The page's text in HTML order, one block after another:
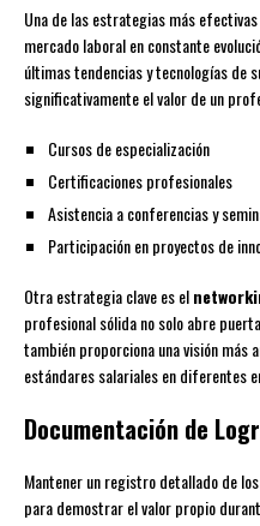
Una de las estrategias más
mercado laboral en constante
últimas tendencias y tecnologías de
significativamente el valor de un
Cursos de especialización
Certificaciones profesionales
Asistencia a conferencias y
Participación en proyectos de
Otra estrategia clave es el
profesional sólida no solo abre
también proporciona una visión más
estándares salariales en diferentes
Documentación de
Mantener un registro detallado de
para demostrar el valor propio